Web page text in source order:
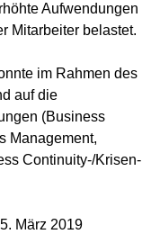
Aufwendungen
Mitarbeiter belastet.
im Rahmen des
auf die
(Business
Management,
Continuity-/Krisen-
März 2019